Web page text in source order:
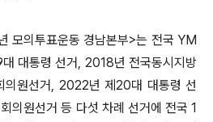
모의투표운동 경남본부>는 전국 YM
대통령 선거, 2018년 전국동시지방
원선거, 2022년 제20대 대통령 선
의원선거 등 다섯 차례 선거에 전국 1